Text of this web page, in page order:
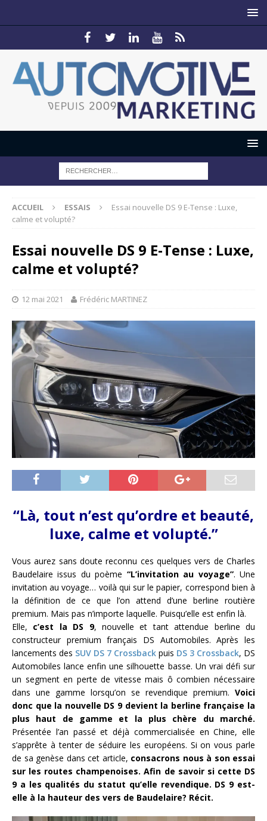
ACCUEIL ESSAIS
Essai nouvelle DS 9 E-Tense : Luxe,
calme et volupté?
Essai nouvelle DS 9 E-Tense : Luxe,
calme et volupté?
12 mai 2021 Frédéric MARTINEZ
“Là, tout n’est qu’ordre et beauté,
luxe, calme et volupté.”
Vous aurez sans doute reconnu ces quelques vers de Charles
Baudelaire issus du poème “L’invitation au voyage”. Une
invitation au voyage… voilà qui sur le papier, correspond bien à
la définition de ce que l’on attend d’une berline routière
premium. Mais pas n’importe laquelle. Puisqu’elle est enfin là.
Elle, c’est la DS 9, nouvelle et tant attendue berline du
constructeur premium français DS Automobiles. Après les
lancements des SUV DS 7 Crossback puis DS 3 Crossback, DS
Automobiles lance enfin une silhouette basse. Un vrai défi sur
un segment en perte de vitesse mais ô combien nécessaire
dans une gamme lorsqu’on se revendique premium. Voici
donc que la nouvelle DS 9 devient la berline française la
plus haut de gamme et la plus chère du marché.
Présentée l’an passé et déjà commercialisée en Chine, elle
s’apprête à tenter de séduire les européens. Si on vous parle
de sa genèse dans cet article, consacrons nous à son essai
sur les routes champenoises. Afin de savoir si cette DS
9 a les qualités du statut qu’elle revendique. DS 9 est-
elle à la hauteur des vers de Baudelaire? Récit.